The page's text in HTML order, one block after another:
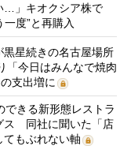
…」キオクシア株で
度”と再購入
黒星続きの名古屋場所
「今日はみんなで焼肉
支出増に
できる新形態レストラ
ス 同社に聞いた「店
もぶれない軸